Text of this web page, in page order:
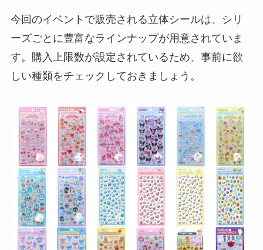
今回のイベントで販売される立体シールは、シリ
ーズごとに豊富なラインナップが用意されていま
す。購入上限数が設定されているため、事前に欲
しい種類をチェックしておきましょう。